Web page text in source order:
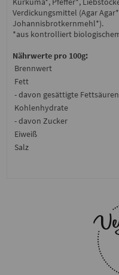
Verdickungsmittel (Agar
Johannisbrotkernmehl*).
*aus kontrolliert
Nährwerte pro 100g:
Brennwert
Fett
- davon gesättigte Fettsäuren
Kohlenhydrate
- davon Zucker
Eiweiß
Salz